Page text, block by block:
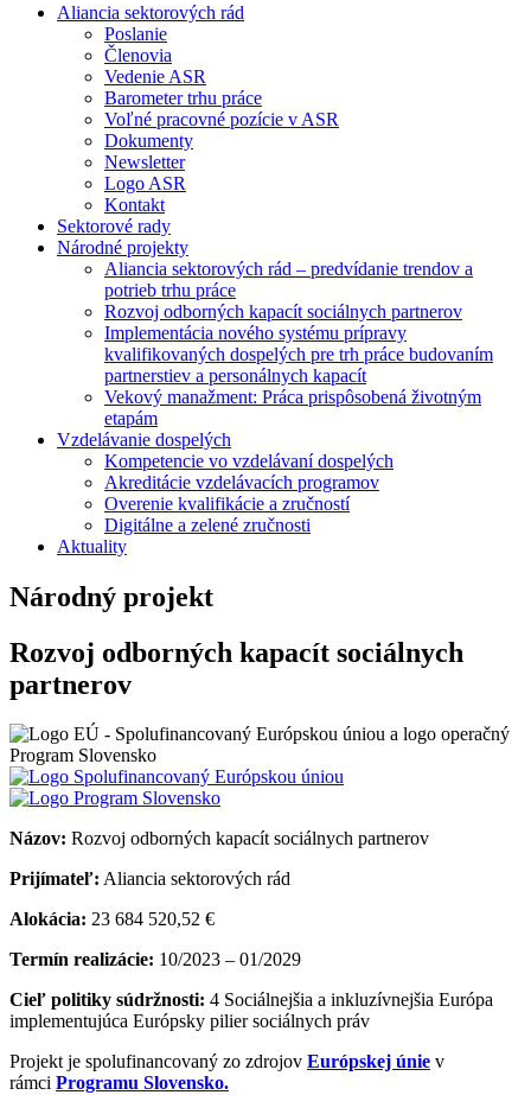
Aliancia sektorových rád
Poslanie
Členovia
Vedenie ASR
Barometer trhu práce
Voľné pracovné pozície v ASR
Dokumenty
Newsletter
Logo ASR
Kontakt
Sektorové rady
Národné projekty
Aliancia sektorových rád – predvídanie trendov a
potrieb trhu práce
Rozvoj odborných kapacít sociálnych partnerov
Implementácia nového systému prípravy
kvalifikovaných dospelých pre trh práce budovaním
partnerstiev a personálnych kapacít
Vekový manažment: Práca prispôsobená životným
etapám
Vzdelávanie dospelých
Kompetencie vo vzdelávaní dospelých
Akreditácie vzdelávacích programov
Overenie kvalifikácie a zručností
Digitálne a zelené zručnosti
Aktuality
Národný projekt
Rozvoj odborných kapacít sociálnych
partnerov
Názov: Rozvoj odborných kapacít sociálnych partnerov
Prijímateľ: Aliancia sektorových rád
Alokácia: 23 684 520,52 €
Termín realizácie: 10/2023 – 01/2029
Cieľ politiky súdržnosti: 4 Sociálnejšia a inkluzívnejšia Európa
implementujúca Európsky pilier sociálnych práv
Projekt je spolufinancovaný zo zdrojov Európskej únie v
rámci Programu Slovensko.